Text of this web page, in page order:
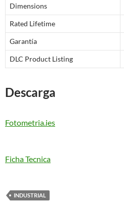
Dimensions
Rated Lifetime
Garantía
DLC Product Listing
Descarga
Fotometria.ies
Ficha Tecnica
INDUSTRIAL